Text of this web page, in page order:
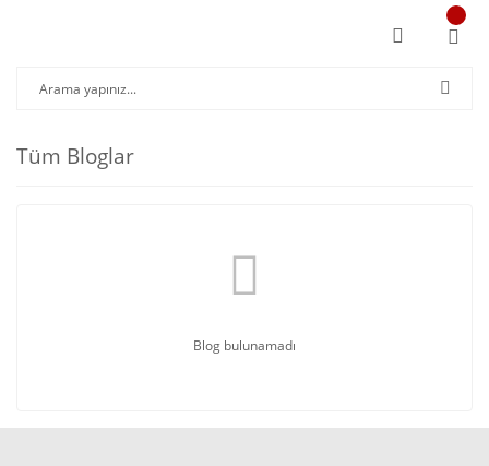
Tüm Bloglar
Blog bulunamadı